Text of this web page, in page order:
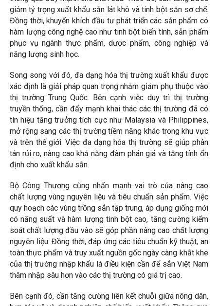
giảm tỷ trọng xuất khẩu sắn lát khô và tinh bột sắn sơ chế.
Đồng thời, khuyến khích đầu tư phát triển các sản phẩm có
hàm lượng công nghệ cao như tinh bột biến tính, sản phẩm
phục vụ ngành thực phẩm, dược phẩm, công nghiệp và
năng lượng sinh học.
Song song với đó, đa dạng hóa thị trường xuất khẩu được
xác định là giải pháp quan trọng nhằm giảm phụ thuộc vào
thị trường Trung Quốc. Bên cạnh việc duy trì thị trường
truyền thống, cần đẩy mạnh khai thác các thị trường đã có
tín hiệu tăng trưởng tích cực như Malaysia và Philippines,
mở rộng sang các thị trường tiềm năng khác trong khu vực
và trên thế giới. Việc đa dạng hóa thị trường sẽ giúp phân
tán rủi ro, nâng cao khả năng đàm phán giá và tăng tính ổn
định cho xuất khẩu sắn.
Bộ Công Thương cũng nhấn mạnh vai trò của nâng cao
chất lượng vùng nguyên liệu và tiêu chuẩn sản phẩm. Việc
quy hoạch các vùng trồng sắn tập trung, áp dụng giống mới
có năng suất và hàm lượng tinh bột cao, tăng cường kiểm
soát chất lượng đầu vào sẽ góp phần nâng cao chất lượng
nguyên liệu. Đồng thời, đáp ứng các tiêu chuẩn kỹ thuật, an
toàn thực phẩm và truy xuất nguồn gốc ngày càng khắt khe
của thị trường nhập khẩu là điều kiện cần để sắn Việt Nam
thâm nhập sâu hơn vào các thị trường có giá trị cao.
Bên cạnh đó, cần tăng cường liên kết chuỗi giữa nông dân,